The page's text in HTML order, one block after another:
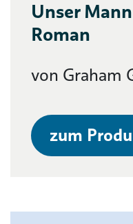
Unser
Roman
von Graham
zum